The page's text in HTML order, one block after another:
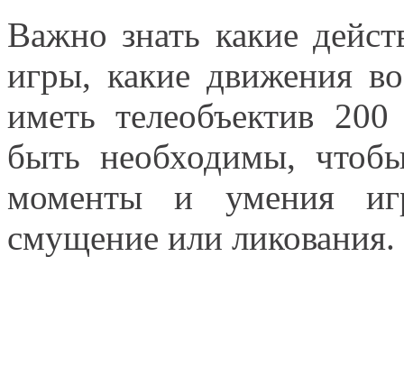
Важно знать какие
игры, какие движения
иметь телеобъектив
быть необходимы,
моменты и умения
смущение или ликования.